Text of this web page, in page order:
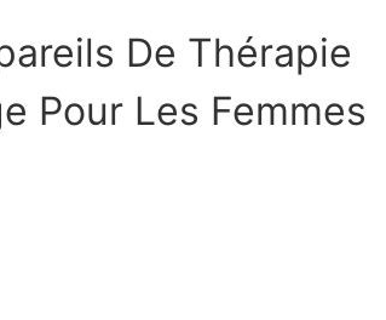
De Thérapie
Pour Les Femmes